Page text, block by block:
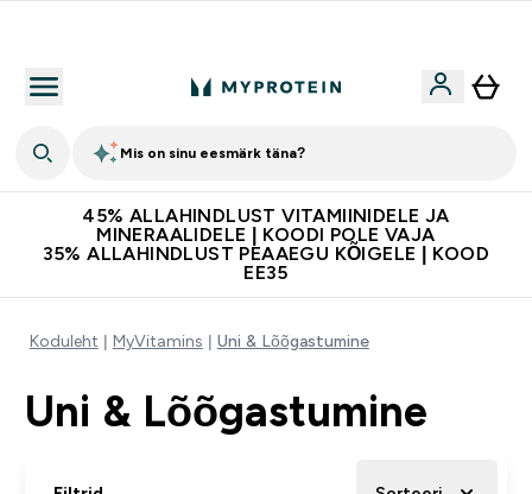
Mis on sinu eesmärk täna?
45% ALLAHINDLUST VITAMIINIDELE JA
MINERAALIDELE | KOODI POLE VAJA
35% ALLAHINDLUST PEAAEGU KÕIGELE | KOOD
EE35
Koduleht MyVitamins Uni & Lõõgastumine
Uni & Lõõgastumine